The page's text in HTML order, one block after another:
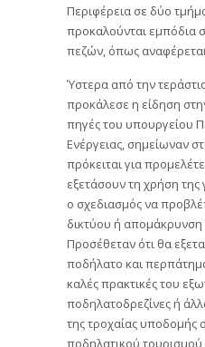
Περιφέρεια σε δύο
προκαλούνται εμπόδια
πεζών, όπως
Ύστερα από την
προκάλεσε η είδηση
πηγές του υπουργείου
Ενέργειας, σημείωναν
πρόκειται για
εξετάσουν τη χρήση
ο σχεδιασμός να
δικτύου ή
Προσέθεταν ότι θα
ποδήλατο και
καλές πρακτικές του
ποδηλατοδρεζίνες ή
της τροχαίας υποδομής
ποδηλατικού